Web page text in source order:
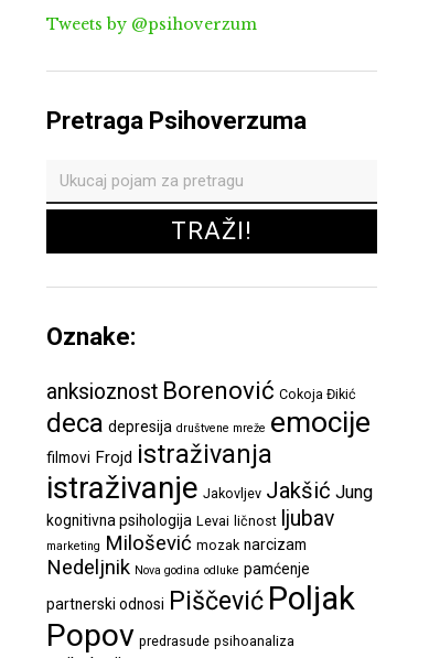
Tweets by @psihoverzum
Pretraga Psihoverzuma
Oznake:
anksioznost Borenović Cokoja Đikić
deca depresija društvene mreže emocije
filmovi Frojd istraživanja
istraživanje Jakovljev Jakšić Jung
kognitivna psihologija Levai ličnost ljubav
marketing Milošević mozak narcizam
Nedeljnik Nova godina odluke pamćenje
partnerski odnosi Piščević Poljak
Popov predrasude psihoanaliza